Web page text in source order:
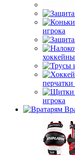
игрока
перчатки
игрока